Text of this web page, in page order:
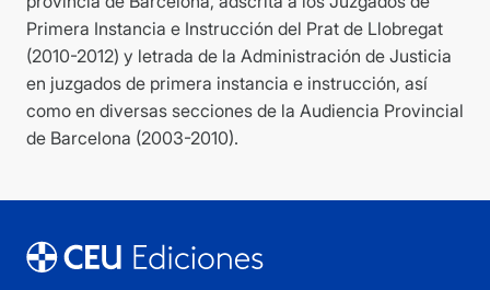
Primera Instancia e Instrucción del Prat de Llobregat
(2010-2012) y letrada de la Administración de Justicia
en juzgados de primera instancia e instrucción, así
como en diversas secciones de la Audiencia Provincial
de Barcelona (2003-2010).